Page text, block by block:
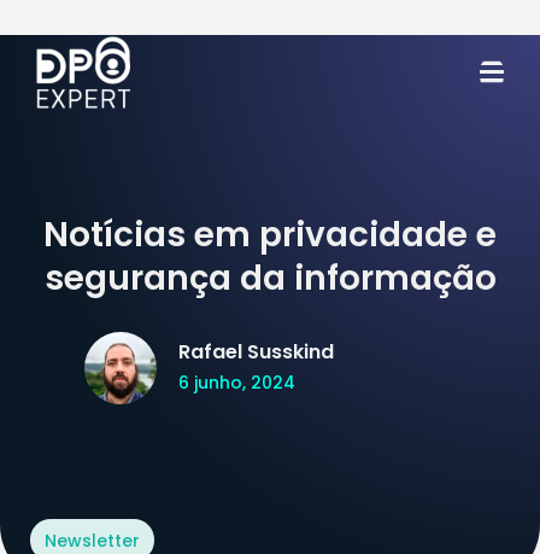
Notícias em privacidade e
segurança da informação
Rafael Susskind
6 junho, 2024
Newsletter